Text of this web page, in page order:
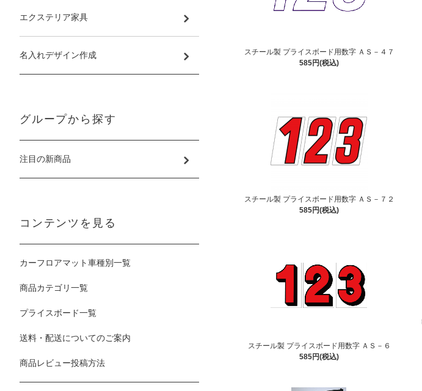
スチール製 プライスボード用数字 ＡＳ－４７
585円(税込)
スチール製 プライスボード用数字 ＡＳ－７２
585円(税込)
スチール製 プライスボード用数字 ＡＳ－６
585円(税込)
エクステリア家具
名入れデザイン作成
グループから探す
注目の新商品
コンテンツを見る
カーフロアマット車種別一覧
商品カテゴリ一覧
プライスボード一覧
送料・配送についてのご案内
商品レビュー投稿方法